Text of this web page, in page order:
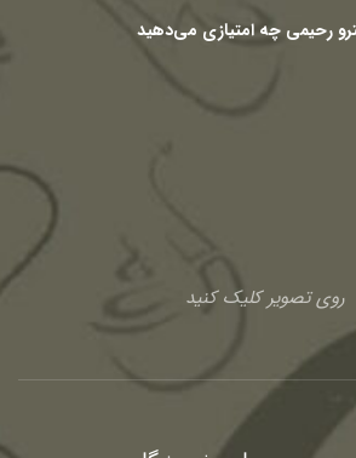
رحیمی چه امتیازی می‌دهید
روی تصویر کلیک کنید